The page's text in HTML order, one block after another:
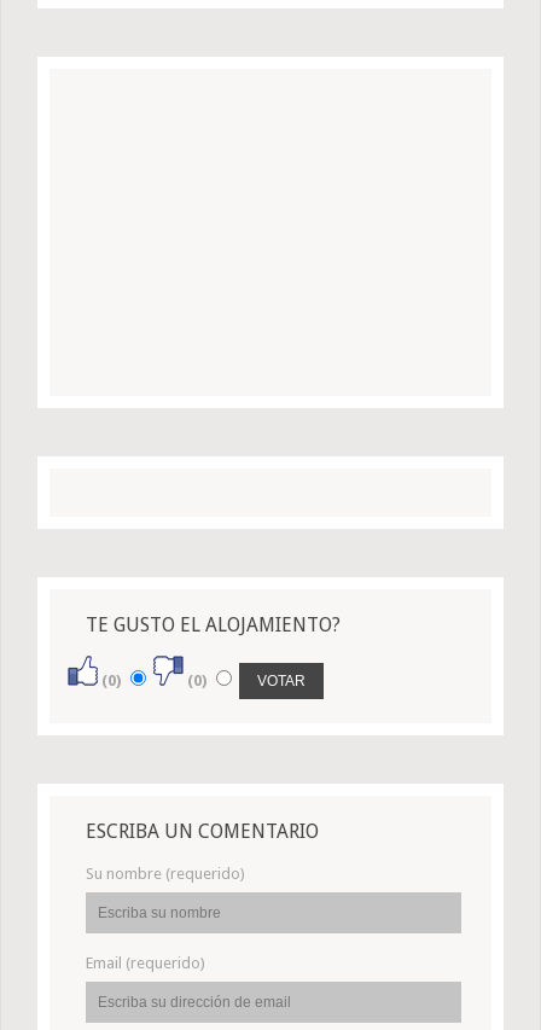
TE GUSTO EL ALOJAMIENTO?
(0) (0)
ESCRIBA UN COMENTARIO
Su nombre (requerido)
Email (requerido)